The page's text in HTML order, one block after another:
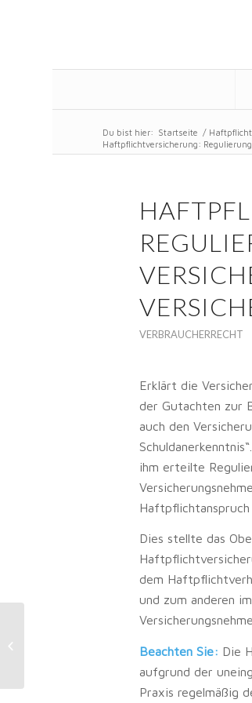
Du bist hier: Startseite /
Haftpflichtversicherung:
VERBRAUCHERRECHT
Erklärt die
der Gutachten zur
auch den
ihm erteilte
Haftpflichtanspruch
Dies stellte das
dem
und zum anderen
Beachten Sie: Die
aufgrund der
Praxis regelmäßig
Ausschluss vom Schulbesuch:
Insektenschutzstoff erfüllt nicht die